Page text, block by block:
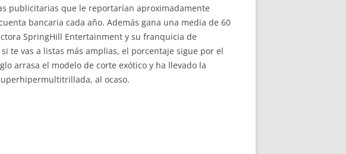
publicitarias que le reportarían aproximadamente
bancaria cada año. Además gana una media de 60
SpringHill Entertainment y su franquicia de
te vas a listas más amplias, el porcentaje sigue por el
arrasa el modelo de corte exótico y ha llevado la
al ocaso.